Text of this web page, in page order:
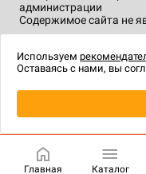
администрации
Содержимое сайта не
технологии.
Главная Каталог
Используем
Оставаясь с нами, вы